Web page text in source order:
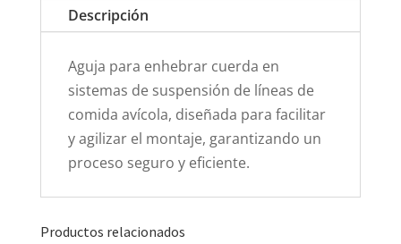
Descripción
Aguja para enhebrar cuerda en
sistemas de suspensión de líneas de
comida avícola, diseñada para facilitar
y agilizar el montaje, garantizando un
proceso seguro y eficiente.
Productos relacionados